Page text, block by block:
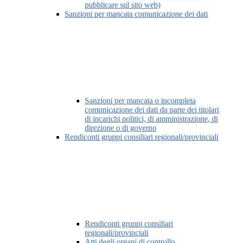
pubblicare sul sito web)
Sanzioni per mancata comunicazione dei dati
Sanzioni per mancata o incompleta
comunicazione dei dati da parte dei titolari
di incarichi politici, di amministrazione, di
direzione o di governo
Rendiconti gruppi consiliari regionali/provinciali
Rendiconti gruppi consiliari
regionali/provinciali